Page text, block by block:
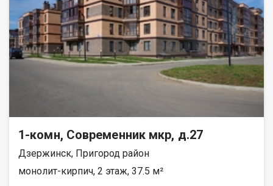
1-комн, Современник мкр, д.27
Дзержинск, Пригород район
монолит-кирпич, 2 этаж, 37.5 м²